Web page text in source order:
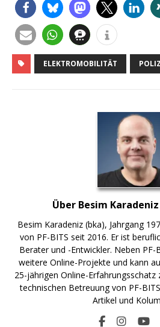
ELEKTROMOBILITÄT
Über Besim Karadeniz
Besim Karadeniz (bka), Jahrgang
von PF-BITS seit 2016. Er ist
Berater und -Entwickler. Neben
weitere Online-Projekte und kann
25-jährigen Online-Erfahrungsschatz
technischen Betreuung von PF-
Artikel und